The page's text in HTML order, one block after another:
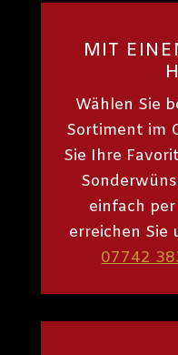
MIT
Wählen Sie
Sortiment im
Sie Ihre
einfach per
erreichen
07742